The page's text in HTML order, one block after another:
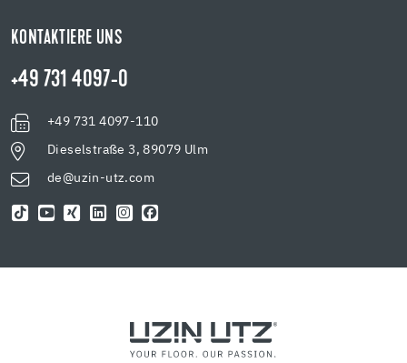
KONTAKTIERE UNS
+49 731 4097-0
+49 731 4097-110
Dieselstraße 3, 89079 Ulm
de@uzin-utz.com